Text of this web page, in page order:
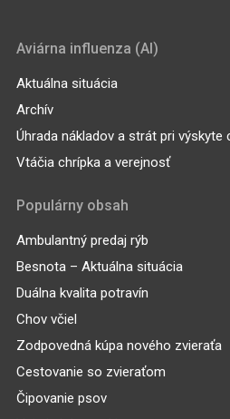
Aviárna influenza (AI)
Aktuálna situácia
Archív
Úhrada nákladov a strát pri výskyte
Vtáčia chrípka a verejnosť
Populárny obsah
Ambulantný predaj rýb
Besnota – Aktuálna situácia
Duálna kvalita potravín
Chov včiel
Zodpovedná kúpa nového zvieraťa
Cestovanie so zvieraťom
Čipovanie psov